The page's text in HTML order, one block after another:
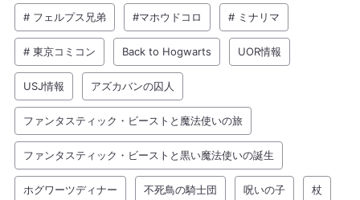
# フェルプス兄弟 #マホウドコロ # ミナリマ
# 東京コミコン Back to Hogwarts UOR情報
USJ情報 アズカバンの囚人
ファンタスティック・ビーストと魔法使いの旅
ファンタスティック・ビーストと黒い魔法使いの誕生
ホグワーツディナー 不死鳥の騎士団 呪いの子 杖